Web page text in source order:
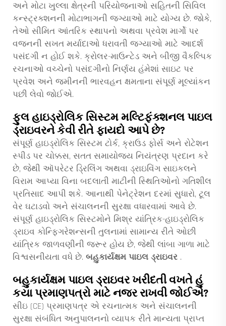
અને મોટા ખુલ્લા ક્ષેત્રની પરિયોજનાઓ સહિતની સિવિલ
કન્સ્ટ્રક્શનની મોટાભાગની જગ્યાઓ માટે યોગ્ય છે. જોકે,
તેઓ સીમિત આંતરિક સ્થાપનો અથવા પ્રવેશ માર્ગો પર
વજનની સખત મર્યાદાઓ ધરાવતી જગ્યાઓ માટે આદર્શ
પસંદગી ન હોઈ શકે. ક્રોલર-માઉન્ટેડ અને બીજી વૈકલ્પિક
રચનાઓ વચ્ચેનો પસંદગીનો નિર્ણય હંમેશાં સાઇટ પર
પ્રવેશ અને જમીનની ભારવહન ક્ષમતાના સંપૂર્ણ મૂલ્યાંકન
પછી લેવો જોઈએ.
ફુલ હાઇડ્રોલિક સિસ્ટમ મલ્ટિફંક્શનલ પાઇલ
ડ્રાઇવરને કેવી રીતે ફાયદો આપે છે?
સંપૂર્ણ હાઇડ્રોલિક સિસ્ટમ ટોર્ક, ક્રાઉડ ફોર્સ અને રોટેશન
સ્પીડ પર ચોક્કસ, સતત સમાયોજ્ય નિયંત્રણ પ્રદાન કરે
છે, જેથી ઑપરેટર ડ્રિલિંગ અથવા ડ્રાઇવિંગ સાઇકલને
વિરામ આપ્યા વિના બદલાતી માટીની સ્થિતિઓનો ગતિશીલ
પ્રતિસાદ આપી શકે. આનાથી પેનેટ્રેશન દરમાં સુધારો, ટૂલ
વેર ઘટાડવો અને સંચાલનની સુરક્ષા વધારવામાં આવે છે.
સંપૂર્ણ હાઇડ્રોલિક સિસ્ટમોને મિશ્ર યાંત્રિક-હાઇડ્રોલિક
ડ્રાઇવ કોન્ફિગરેશન્સની તુલનામાં સામાન્ય રીતે ઓછી
યાંત્રિક જાળવણીની જરૂર હોય છે, જેથી લાંબા ગાળા માટે
વિશ્વસનીયતા વધે છે. બહુકાર્યક્ષમ પાઇલ ડ્રાઇવર .
બહુકાર્યક્ષમ પાઇલ ડ્રાઇવર ખરીદતી વખતે હું
કયા પ્રમાણપત્રો માટે નજર રાખવી જોઈએ?
સીઇ (CE) પ્રમાણપત્ર એ રચનાત્મક અને સંચાલનની
સુરક્ષા સંબંધિત અનુપાલનનો વ્યાપક રીતે માન્યતા પ્રાપ્ત